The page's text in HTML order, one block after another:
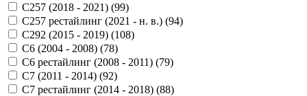
C257 (2018 - 2021) (99)
C257 рестайлинг (2021 - н. в.) (94)
C292 (2015 - 2019) (108)
C6 (2004 - 2008) (78)
C6 рестайлинг (2008 - 2011) (79)
C7 (2011 - 2014) (92)
C7 рестайлинг (2014 - 2018) (88)